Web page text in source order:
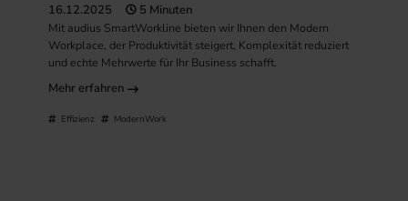
16.12.2025 5 Minuten
Mit audius SmartWorkline bieten wir Ihnen den Modern
Workplace, der Produktivität steigert, Komplexität reduziert
und echte Mehrwerte für Ihr Business schafft.
Mehr erfahren
Effizienz ModernWork